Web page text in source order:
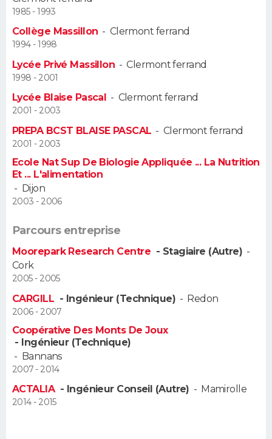
VOYAGE
BONS PLANS
CARTE DE VOEUX
Carte de Noël
Carte Bonne année
Carte Saint-Valentin
Carte Pâques
Carte d'anniversaire
DICTIONNAIRE
Dictionnaire
Biographies
Citations
Expressions
Proverbes
PROGRAMME TV
COPAINS D'AVANT
S'inscrire
Se connecter
Lycées
Collèges
Primaires
Universités
Entreprises
Service militaire
Avis de recherche
AVIS DE DÉCÈS
FORUM
1985 - 1993
Collège Massillon - Clermont ferrand
1994 - 1998
Lycée Privé Massillon -Clermont ferrand
1998 - 2001
Lycée Blaise Pascal - Clermont ferrand
2001 - 2003
PREPA BCST BLAISE PASCAL - Clermont ferrand
2001 - 2003
Ecole Nat Sup De Biologie Appliquée ... La Nutrition
Et ... L'alimentation
- Dijon
2003 - 2006
Parcours entreprise
Moorepark Research Centre - Stagiaire (Autre) -
Cork
2005 - 2005
CARGILL - Ingénieur (Technique) - Redon
2006 - 2007
Coopérative Des Monts De Joux
- Ingénieur (Technique)
- Bannans
2007 - 2014
ACTALIA - Ingénieur Conseil (Autre) - Mamirolle
2014 - 2015